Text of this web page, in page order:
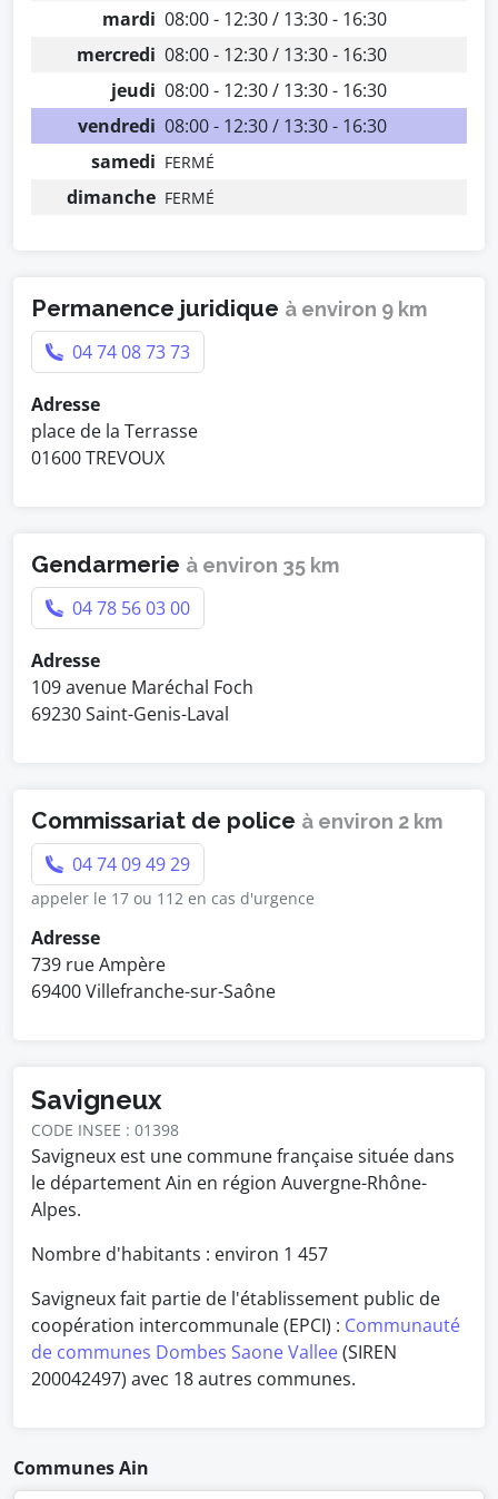
mardi 08:00 - 12:30 / 13:30 - 16:30
mercredi 08:00 - 12:30 / 13:30 - 16:30
jeudi 08:00 - 12:30 / 13:30 - 16:30
vendredi 08:00 - 12:30 / 13:30 - 16:30
samedi FERMÉ
dimanche FERMÉ
Permanence juridique à environ 9 km
04 74 08 73 73
Adresse
place de la Terrasse
01600 TREVOUX
Gendarmerie à environ 35 km
04 78 56 03 00
Adresse
109 avenue Maréchal Foch
69230 Saint-Genis-Laval
Commissariat de police à environ 2 km
04 74 09 49 29
appeler le 17 ou 112 en cas d'urgence
Adresse
739 rue Ampère
69400 Villefranche-sur-Saône
Savigneux
CODE INSEE : 01398
Savigneux est une commune française située dans
le département Ain en région Auvergne-Rhône-
Alpes.
Nombre d'habitants : environ 1 457
Savigneux fait partie de l'établissement public de
coopération intercommunale (EPCI) : Communauté
de communes Dombes Saone Vallee(SIREN
200042497) avec 18 autres communes.
Communes Ain